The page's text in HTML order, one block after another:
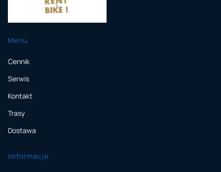
Menu
Cennik
Serwis
Kontakt
Trasy
Dostawa
Imformacje